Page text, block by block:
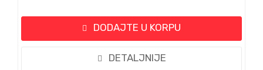
DODAJTE U KORPU
DETALJNIJE